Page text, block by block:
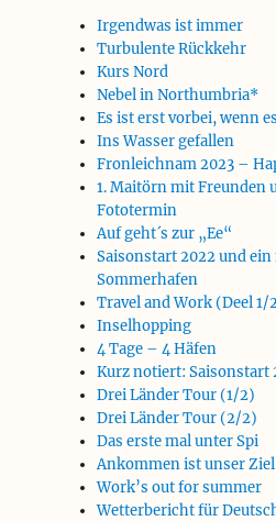
Irgendwas ist immer
Turbulente Rückkehr
Kurs Nord
Nebel in Northumbria*
Es ist erst vorbei, wenn
Ins Wasser gefallen
Fronleichnam 2023 –
1. Maitörn mit Freunden
Fototermin
Auf geht´s zur „Ee“
Saisonstart 2022 und ein
Sommerhafen
Travel and Work (Deel 1/
Inselhopping
4 Tage – 4 Häfen
Kurz notiert: Saisonstart
Drei Länder Tour (1/2)
Drei Länder Tour (2/2)
Das erste mal unter Spi
Ankommen ist unser Ziel
Work’s out for summer
Wetterbericht für